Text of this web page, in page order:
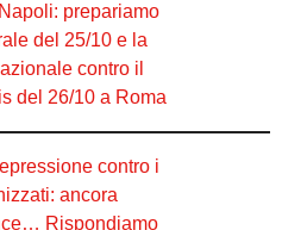
prepariamo
del 25/10 e la
contro il
del 26/10 a Roma
contro i
ancora
Rispondiamo